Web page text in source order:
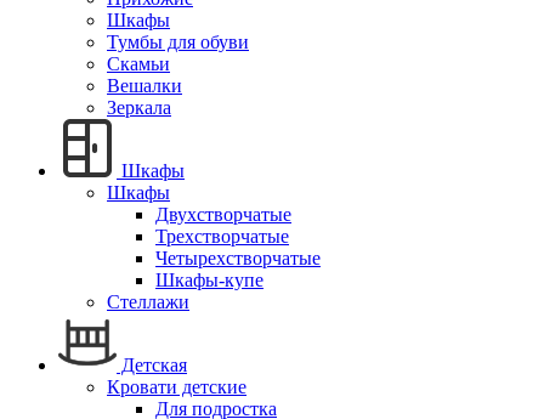
Шкафы
Тумбы для обуви
Скамьи
Вешалки
Зеркала
Шкафы
Шкафы
Двухстворчатые
Трехстворчатые
Четырехстворчатые
Шкафы-купе
Стеллажи
Детская
Кровати детские
Для подростка